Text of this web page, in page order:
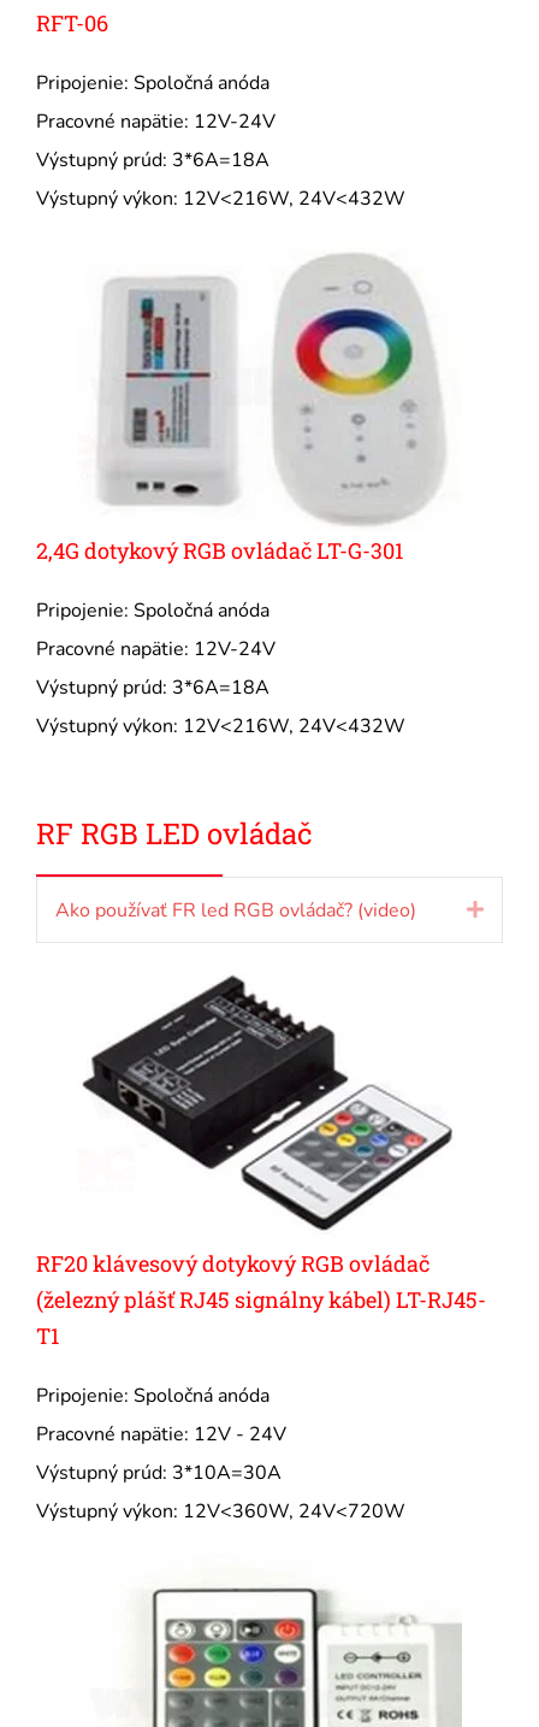
RFT-06
Pripojenie: Spoločná anóda
Pracovné napätie: 12V-24V
Výstupný prúd: 3*6A=18A
Výstupný výkon: 12V<216W, 24V<432W
2,4G dotykový RGB ovládač LT-G-301
Pripojenie: Spoločná anóda
Pracovné napätie: 12V-24V
Výstupný prúd: 3*6A=18A
Výstupný výkon: 12V<216W, 24V<432W
RF RGB LED ovládač
Ako používať FR led RGB ovládač? (video)
RF20 klávesový dotykový RGB ovládač
(železný plášť RJ45 signálny kábel) LT-RJ45-
T1
Pripojenie: Spoločná anóda
Pracovné napätie: 12V - 24V
Výstupný prúd: 3*10A=30A
Výstupný výkon: 12V<360W, 24V<720W